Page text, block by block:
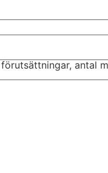
antal